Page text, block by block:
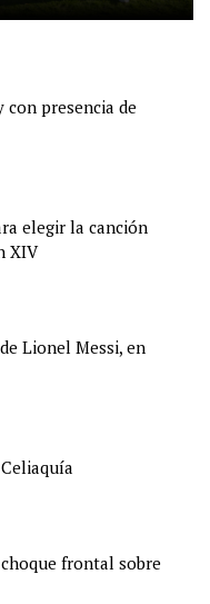
presencia de
elegir la canción
XIV
Lionel Messi, en
frontal sobre